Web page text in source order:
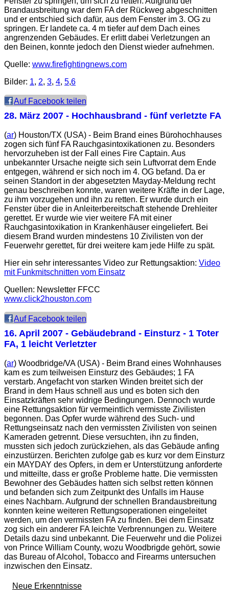
Brandausbreitung war dem FA der Rückweg abgeschnitten
und er entschied sich dafür, aus dem Fenster im 3. OG zu
springen. Er landete ca. 4 m tiefer auf dem Dach eines
angrenzenden Gebäudes. Er erlitt dabei Verletzungen an
den Beinen, konnte jedoch den Dienst wieder aufnehmen.
Quelle: www.firefightingnews.com
Bilder: 1, 2, 3, 4, 5,6
Auf Facebook teilen
28. März 2007 - Hochhausbrand - fünf verletzte FA
(ar) Houston/TX (USA) - Beim Brand eines Bürohochhauses
zogen sich fünf FA Rauchgasintoxikationen zu. Besonders
hervorzuheben ist der Fall eines Fire Captain. Aus
unbekannter Ursache neigte sich sein Luftvorrat dem Ende
entgegen, während er sich noch im 4. OG befand. Da er
seinen Standort in der abgesetzten Mayday-Meldung recht
genau beschreiben konnte, waren weitere Kräfte in der Lage,
zu ihm vorzugehen und ihn zu retten. Er wurde durch ein
Fenster über die in Anleiterbereitschaft stehende Drehleiter
gerettet. Er wurde wie vier weitere FA mit einer
Rauchgasintoxikation in Krankenhäuser eingeliefert. Bei
diesem Brand wurden mindestens 10 Zivilisten von der
Feuerwehr gerettet, für drei weitere kam jede Hilfe zu spät.
Hier ein sehr interessantes Video zur Rettungsaktion: Video
mit Funkmitschnitten vom Einsatz
Quellen: Newsletter FFCC
www.click2houston.com
Auf Facebook teilen
16. April 2007 - Gebäudebrand - Einsturz - 1 Toter
FA, 1 leicht Verletzter
(ar) Woodbridge/VA (USA) - Beim Brand eines Wohnhauses
kam es zum teilweisen Einsturz des Gebäudes; 1 FA
verstarb. Angefacht von starken Winden breitet sich der
Brand in dem Haus schnell aus und es boten sich den
Einsatzkräften sehr widrige Bedingungen. Dennoch wurde
eine Rettungsaktion für vermeintlich vermisste Zivilisten
begonnen. Das Opfer wurde während des Such- und
Rettungseinsatz nach den vermissten Zivilisten von seinen
Kameraden getrennt. Diese versuchten, ihn zu finden,
mussten sich jedoch zurückziehen, als das Gebäude anfing
einzustürzen. Berichten zufolge gab es kurz vor dem Einsturz
ein MAYDAY des Opfers, in dem er Unterstützung anforderte
und mitteilte, dass er große Probleme hatte. Die vermissten
Bewohner des Gebäudes hatten sich selbst retten können
und befanden sich zum Zeitpunkt des Unfalls im Hause
eines Nachbarn. Aufgrund der schnellen Brandausbreitung
konnten keine weiteren Rettungsoperationen eingeleitet
werden, um den vermissten FA zu finden. Bei dem Einsatz
zog sich ein anderer FA leichte Verbrennungen zu. Weitere
Details dazu sind unbekannt. Die Feuerwehr und die Polizei
von Prince William County, wozu Woodbrigde gehört, sowie
das Bureau of Alcohol, Tobacco and Firearms untersuchen
inzwischen den Einsatz.
Neue Erkenntnisse